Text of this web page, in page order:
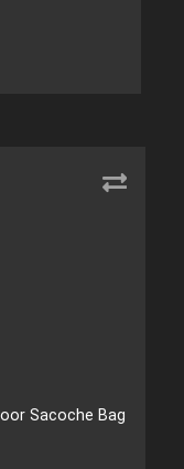
Sacoche Bag